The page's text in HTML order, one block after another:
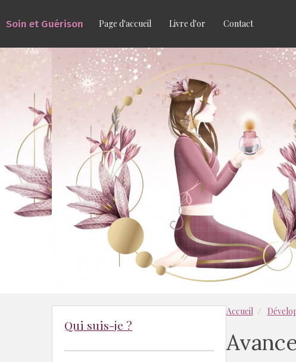
Soin et Guérison Page d'accueil Livre d'or Contact
Accueil
Qui suis-je ?